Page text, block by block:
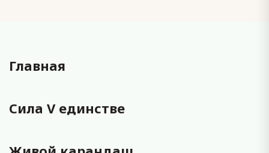
Главная
Сила V единстве